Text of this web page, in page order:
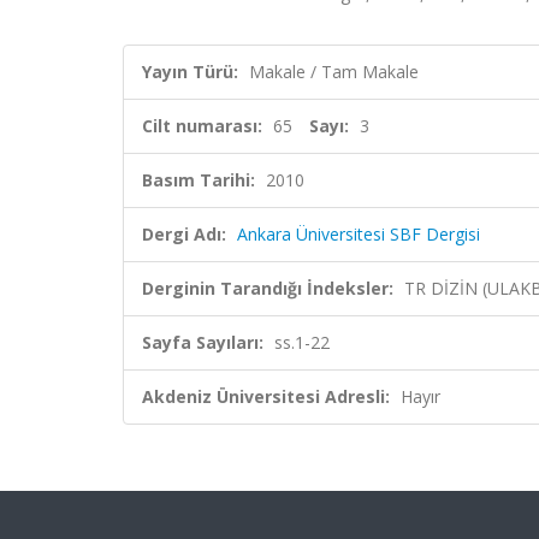
Yayın Türü: Makale / Tam Makale
Cilt numarası: 65 Sayı: 3
Basım Tarihi: 2010
Dergi Adı: Ankara Üniversitesi SBF Dergisi
Derginin Tarandığı İndeksler: TR DİZİN
Sayfa Sayıları: ss.1-22
Akdeniz Üniversitesi Adresli: Hayır